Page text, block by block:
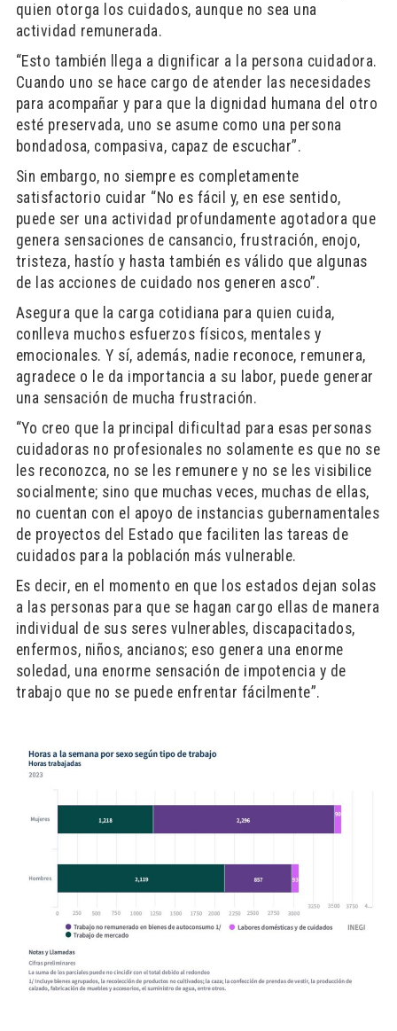
quien otorga los cuidados, aunque no sea una
actividad remunerada.
“Esto también llega a dignificar a la persona cuidadora.
Cuando uno se hace cargo de atender las necesidades
para acompañar y para que la dignidad humana del otro
esté preservada, uno se asume como una persona
bondadosa, compasiva, capaz de escuchar”.
Sin embargo, no siempre es completamente
satisfactorio cuidar “No es fácil y, en ese sentido,
puede ser una actividad profundamente agotadora que
genera sensaciones de cansancio, frustración, enojo,
tristeza, hastío y hasta también es válido que algunas
de las acciones de cuidado nos generen asco”.
Asegura que la carga cotidiana para quien cuida,
conlleva muchos esfuerzos físicos, mentales y
emocionales. Y sí, además, nadie reconoce, remunera,
agradece o le da importancia a su labor, puede generar
una sensación de mucha frustración.
“Yo creo que la principal dificultad para esas personas
cuidadoras no profesionales no solamente es que no se
les reconozca, no se les remunere y no se les visibilice
socialmente; sino que muchas veces, muchas de ellas,
no cuentan con el apoyo de instancias gubernamentales
de proyectos del Estado que faciliten las tareas de
cuidados para la población más vulnerable.
Es decir, en el momento en que los estados dejan solas
a las personas para que se hagan cargo ellas de manera
individual de sus seres vulnerables, discapacitados,
enfermos, niños, ancianos; eso genera una enorme
soledad, una enorme sensación de impotencia y de
trabajo que no se puede enfrentar fácilmente”.